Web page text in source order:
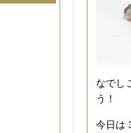
なでし
う！
今日は